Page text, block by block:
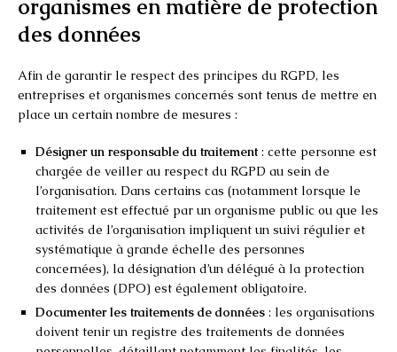
organismes en matière de protection
des données
Afin de garantir le respect des principes du RGPD, les
entreprises et organismes concernés sont tenus de mettre en
place un certain nombre de mesures :
Désigner un responsable du traitement: cette personne est
chargée de veiller au respect du RGPD au sein de
l’organisation. Dans certains cas (notamment lorsque le
traitement est effectué par un organisme public ou que les
activités de l’organisation impliquent un suivi régulier et
systématique à grande échelle des personnes
concernées), la désignation d’un délégué à la protection
des données (DPO) est également obligatoire.
Documenter les traitements de données : les organisations
doivent tenir un registre des traitements de données